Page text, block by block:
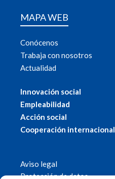
MAPA WEB
Conócenos
Trabaja con nosotros
Actualidad
Innovación social
Empleabilidad
Acción social
Cooperación internacional
Aviso legal
Protección de datos